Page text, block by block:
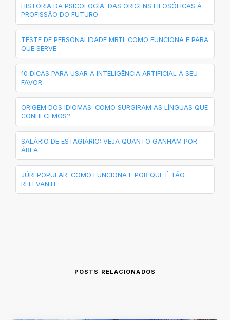
HISTÓRIA DA PSICOLOGIA: DAS ORIGENS FILOSÓFICAS À
PROFISSÃO DO FUTURO
TESTE DE PERSONALIDADE MBTI: COMO FUNCIONA E PARA
QUE SERVE
10 DICAS PARA USAR A INTELIGÊNCIA ARTIFICIAL A SEU
FAVOR
ORIGEM DOS IDIOMAS: COMO SURGIRAM AS LÍNGUAS QUE
CONHECEMOS?
SALÁRIO DE ESTAGIÁRIO: VEJA QUANTO GANHAM POR
ÁREA
JÚRI POPULAR: COMO FUNCIONA E POR QUE É TÃO
RELEVANTE
POSTS RELACIONADOS